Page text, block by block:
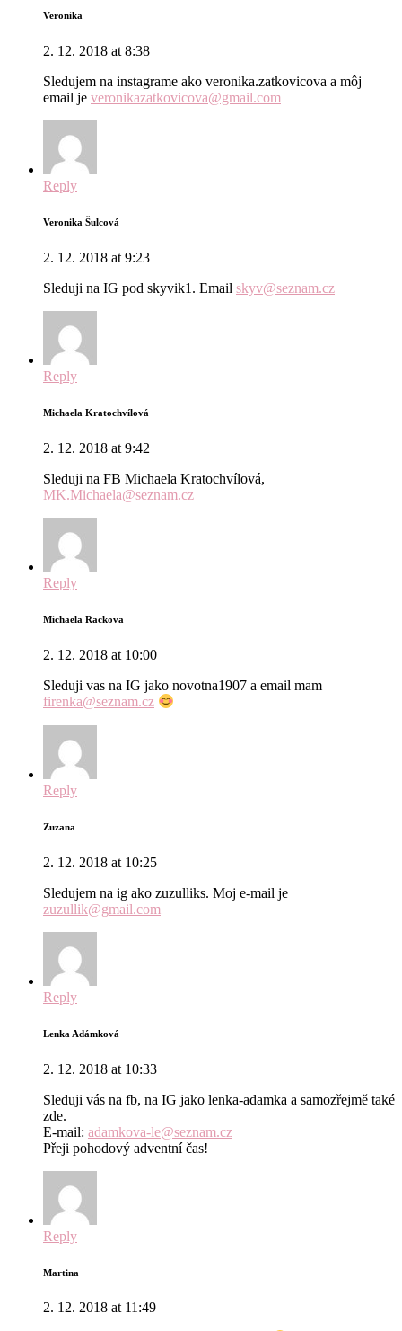
Veronika
2. 12. 2018 at 8:38
Sledujem na instagrame ako veronika.zatkovicova a môj
email je veronikazatkovicova@gmail.com
Reply
Veronika Šulcová
2. 12. 2018 at 9:23
Sleduji na IG pod skyvik1. Email skyv@seznam.cz
Reply
Michaela Kratochvílová
2. 12. 2018 at 9:42
Sleduji na FB Michaela Kratochvílová,
MK.Michaela@seznam.cz
Reply
Michaela Rackova
2. 12. 2018 at 10:00
Sleduji vas na IG jako novotna1907 a email mam
firenka@seznam.cz
Reply
Zuzana
2. 12. 2018 at 10:25
Sledujem na ig ako zuzulliks. Moj e-mail je
zuzullik@gmail.com
Reply
Lenka Adámková
2. 12. 2018 at 10:33
Sleduji vás na fb, na IG jako lenka-adamka a samozřejmě také
zde.
E-mail: adamkova-le@seznam.cz
Přeji pohodový adventní čas!
Reply
Martina
2. 12. 2018 at 11:49